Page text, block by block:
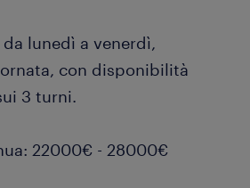
lunedì a venerdì,
con disponibilità
3 turni.
22000€ - 28000€